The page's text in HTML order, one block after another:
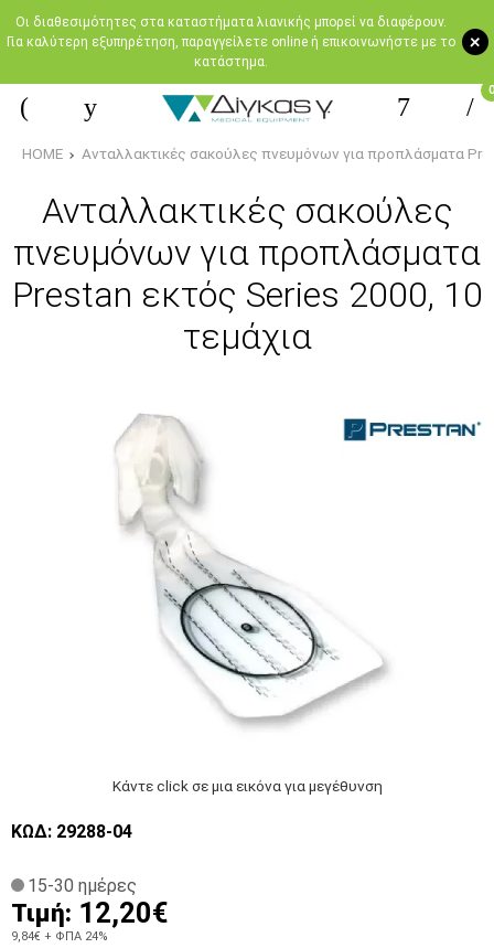
+
Oι διαθεσιμότητες στα καταστήματα λιανικής μπορεί να διαφέρουν.
Για καλύτερη εξυπηρέτηση, παραγγείλετε online ή επικοινωνήστε με το
κατάστημα.
0
HOME Ανταλλακτικές σακούλες πνευμόνων για προπλάσματα
Ανταλλακτικές σακούλες
πνευμόνων για προπλάσματα
Prestan εκτός Series 2000, 10
τεμάχια
Κάντε click σε μια εικόνα για μεγέθυνση
ΚΩΔ: 29288-04
15-30 ημέρες
Τιμή: 12,20€
9,84€ + ΦΠΑ 24%